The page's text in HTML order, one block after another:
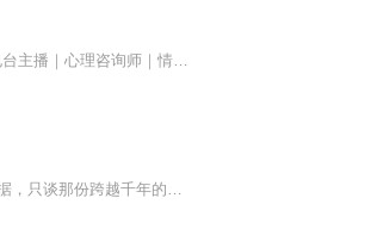
直播互动时间：20.00-0.00粉丝专属互动v：CC1579064主播介绍：00后金牛座医学生情感电台主播｜心理咨询师｜情感自媒体博主微信视频号/微博/抖音/Q音/网易云/公众号/小红书同名搜索：宋初恩beryl专辑介绍：听说治愈的声音可以温暖人的内心，所以希望我可以...
每个人的生命里，都需要一次与李白的相遇。本专辑精选50首李白传世名篇，不讲枯燥的考据，只谈那份跨越千年的极致浪漫与伟大。适合在疲惫生活中渴望喘息的你，也适合正在构建审美世界的学生。在这里，你会看到一种“绣口一吐就半个盛世”的豪迈，学会用“...